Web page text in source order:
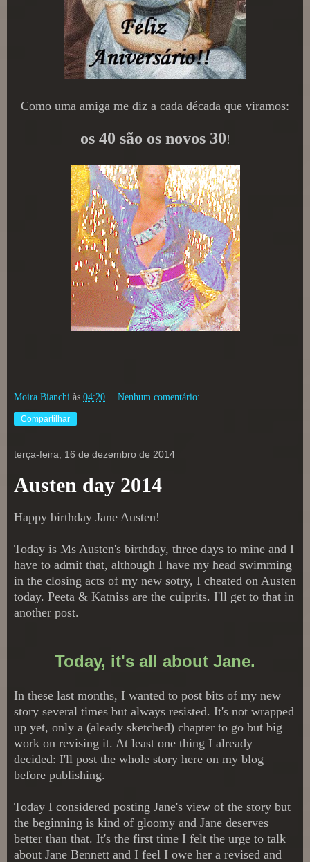
Como uma amiga me diz a cada década que viramos:
os 40 são os novos 30!
Moira Bianchi às 04:20 Nenhum comentário:
Compartilhar
terça-feira, 16 de dezembro de 2014
Austen day 2014
Happy birthday Jane Austen!
Today is Ms Austen's birthday, three days to mine and I
have to admit that, although I have my head swimming
in the closing acts of my new sotry, I cheated on Austen
today. Peeta & Katniss are the culprits. I'll get to that in
another post.
Today, it's all about Jane.
In these last months, I wanted to post bits of my new
story several times but always resisted. It's not wrapped
up yet, only a (aleady sketched) chapter to go but big
work on revising it. At least one thing I already
decided: I'll post the whole story here on my blog
before publishing.
Today I considered posting Jane's view of the story but
the beginning is kind of gloomy and Jane deserves
better than that. It's the first time I felt the urge to talk
about Jane Bennett and I feel I owe her a revised and